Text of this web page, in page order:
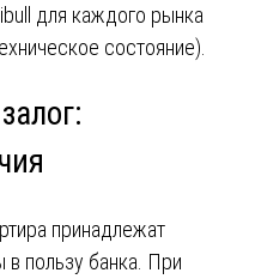
для каждого рынка
состояние).
принадлежат
пользу банка. При